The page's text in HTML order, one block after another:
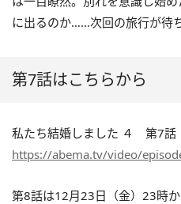
に出るのか……次回の旅行が待
第7話はこちらから
私たち結婚しました ４ 第7話
https://abema.tv/video/
第8話は12月23日（金）23時か